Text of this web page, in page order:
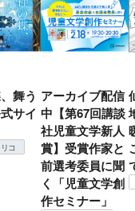
舞う
サイ
コ
アーカイブ配信
中【第67回講談
社児童文学新人
賞】受賞作家と
前選考委員に聞
く「児童文学創
作セミナー」